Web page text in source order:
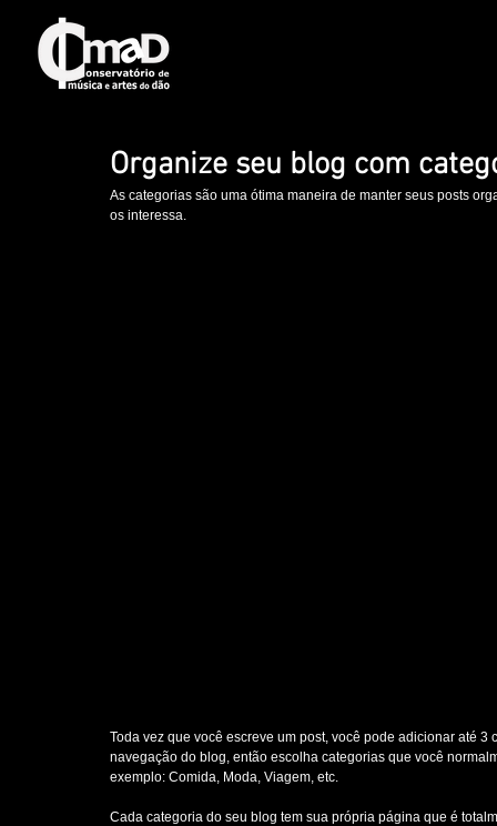
Organize seu blog com
As categorias são uma ótima maneira de manter seus posts
os interessa.
Toda vez que você escreve um post, você pode adicionar até
navegação do blog, então escolha categorias que você
exemplo: Comida, Moda, Viagem, etc.
Cada categoria do seu blog tem sua própria página que é